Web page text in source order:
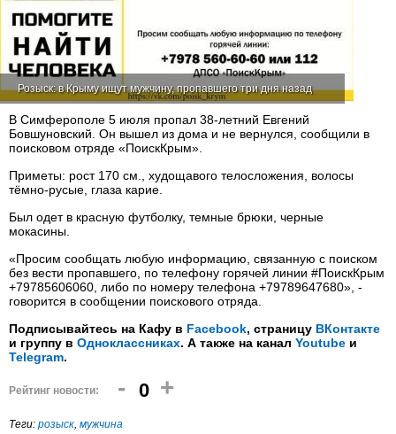
Розыск: в Крыму ищут мужчину, пропавшего три дня назад
В Симферополе 5 июля пропал 38-летний Евгений
Бовшуновский. Он вышел из дома и не вернулся, сообщили в
поисковом отряде «ПоискКрым».
Приметы: рост 170 см., худощавого телосложения, волосы
тёмно-русые, глаза карие.
Был одет в красную футболку, темные брюки, черные
мокасины.
«Просим сообщать любую информацию, связанную с поиском
без вести пропавшего, по телефону горячей линии #ПоискКрым
+79785606060, либо по номеру телефона +79789647680», -
говорится в сообщении поискового отряда.
Подписывайтесь на Кафу в Facebook, страницу ВКонтакте
и группу в Одноклассниках. А также на канал Youtube и
Telegram.
Рейтинг новости: - 0 +
Теги: розыск, мужчина